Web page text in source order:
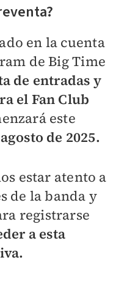
en la cuenta
de Big Time
de entradas y
el Fan Club
este
de 2025.
estar atento a
de la banda y
registrarse
a esta